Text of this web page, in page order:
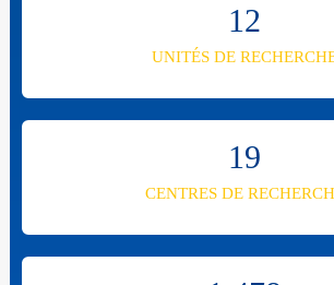
UNITÉS DE
12
CENTRES DE
19